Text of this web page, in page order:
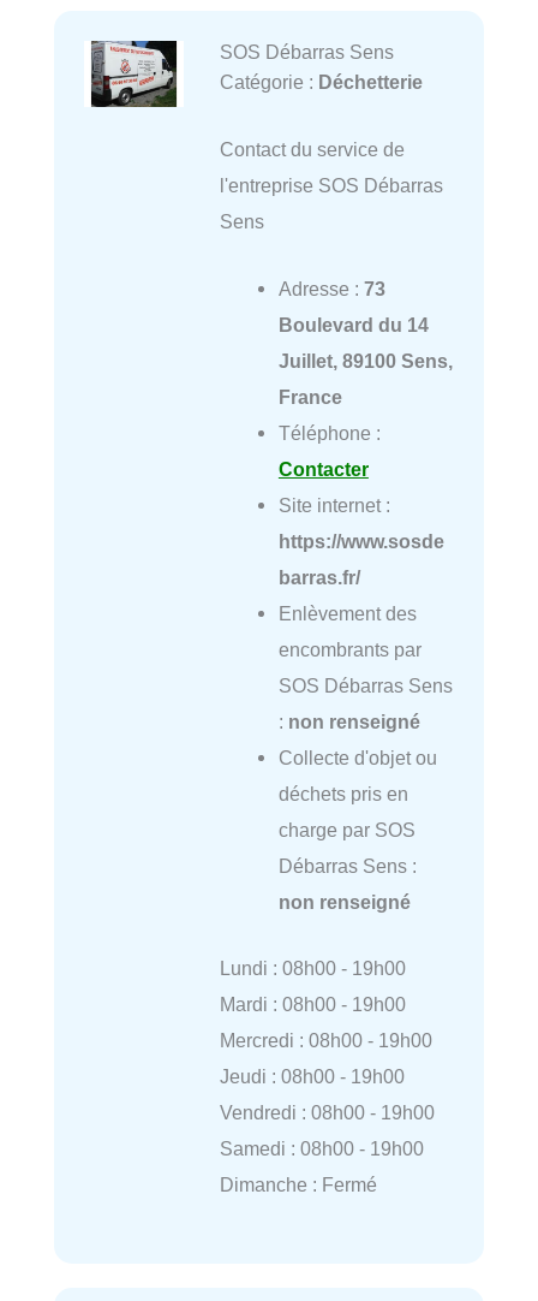
SOS Débarras Sens
Catégorie : Déchetterie
Contact du service de
l'entreprise SOS Débarras
Sens
Adresse : 73
Boulevard du 14
Juillet, 89100 Sens,
France
Téléphone :
Contacter
Site internet :
https://www.sosde
barras.fr/
Enlèvement des
encombrants par
SOS Débarras Sens
: non renseigné
Collecte d'objet ou
déchets pris en
charge par SOS
Débarras Sens :
non renseigné
Lundi : 08h00 - 19h00
Mardi : 08h00 - 19h00
Mercredi : 08h00 - 19h00
Jeudi : 08h00 - 19h00
Vendredi : 08h00 - 19h00
Samedi : 08h00 - 19h00
Dimanche : Fermé